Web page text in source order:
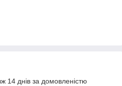
14 днів за домовленістю